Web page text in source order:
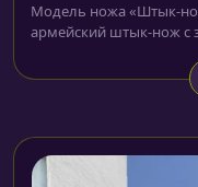
Модель ножа «Штык-
армейский штык-нож с